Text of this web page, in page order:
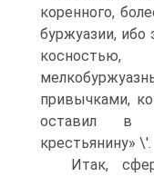
коренного,
буржуазии, ибо
привычками,
оставил в
крестьянину» \'.
Итак,